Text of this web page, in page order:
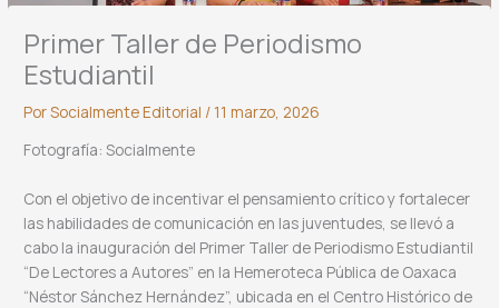
Primer Taller de Periodismo
Estudiantil
PorSocialmente Editorial / 11 marzo, 2026
Fotografía: Socialmente
Con el objetivo de incentivar el pensamiento crítico y fortalecer
las habilidades de comunicación en las juventudes, se llevó a
cabo la inauguración del Primer Taller de Periodismo Estudiantil
“De Lectores a Autores” en la Hemeroteca Pública de Oaxaca
“Néstor Sánchez Hernández”, ubicada en el Centro Histórico de